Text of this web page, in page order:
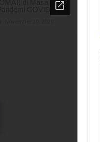
Pandemi COVID-19